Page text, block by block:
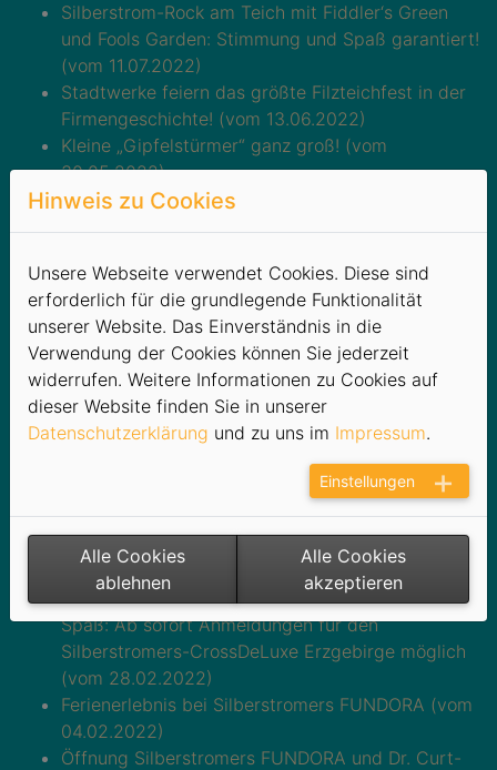
Silberstrom-Rock am Teich mit Fiddler‘s Green
und Fools Garden: Stimmung und Spaß garantiert!
(vom 11.07.2022)
Stadtwerke feiern das größte Filzteichfest in der
Firmengeschichte! (vom 13.06.2022)
Kleine „Gipfelstürmer“ ganz groß! (vom
30.05.2022)
Endlich wieder gemeinsam feiern – zur Großen
Filzteich! (vom 09.05.2022)
Mit Energie zum „Gipfelstürmer“! (vom
25.04.2022)
Wasserratten und Sonnenanbeter aufgepasst: Das
Strandbad Filzteich öffnet seine Tore! (vom
05.04.2022)
Ein Tag für die ganze Familie: Schneeberg macht
mobil – Gewerbe, Sport und Spiel (vom
Ab Freitag gilt die 3G-Regel in Silberstromers
FUNDORA sowie Dr. Curt-Geitner-Bad (vom
03.03.2022)
Hindernisse, Schlammgruben und jede Menge
Spaß: Ab sofort Anmeldungen für den
Silberstromers-CrossDeLuxe Erzgebirge möglich
(vom 28.02.2022)
Ferienerlebnis bei Silberstromers FUNDORA (vom
04.02.2022)
Öffnung Silberstromers FUNDORA und Dr. Curt-
Hinweis zu Cookies
Unsere Webseite verwendet Cookies. Diese sind
erforderlich für die grundlegende Funktionalität
unserer Website. Das Einverständnis in die
Verwendung der Cookies können Sie jederzeit
widerrufen. Weitere Informationen zu Cookies auf
dieser Website finden Sie in unserer
Datenschutzerklärung und zu uns im Impressum.
Einstellungen
Alle Cookies
ablehnen
Alle Cookies
akzeptieren